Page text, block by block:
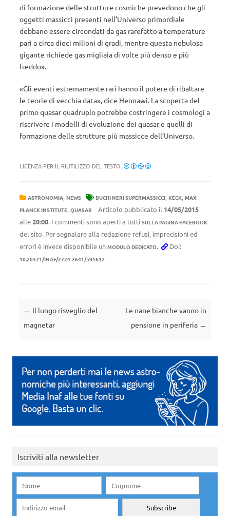
di formazione delle strutture cosmiche prevedono che gli
oggetti massicci presenti nell’Universo primordiale
debbano essere circondati da gas rarefatto a temperature
pari a circa dieci milioni di gradi, mentre questa nebulosa
gigante richiede gas migliaia di volte più denso e più
freddo».
«Gli eventi estremamente rari hanno il potere di ribaltare
le teorie di vecchia data», dice Hennawi. La scoperta del
primo quasar quadruplo potrebbe costringere i cosmologi a
riscrivere i modelli di evoluzione dei quasar e quelli di
formazione delle strutture più massicce dell’Universo.
LICENZA PER IL RIUTILIZZO DEL TESTO:
ASTRONOMIA, NEWS BUCHI NERI SUPERMASSICCI, KECK, MAX
PLANCK INSTITUTE, QUASAR Articolo pubblicato il 14/05/2015
alle20:00. I commenti sono aperti a tutti SULLA PAGINA FACEBOOK
del sito. Per segnalare alla redazione refusi, imprecisioni ed
errori è invece disponibile un MODULO DEDICATO. Doi:
10.20371/INAF/2724-2641/591612
Navigazione articolo
← Il lungo risveglio del
magnetar
Le nane bianche vanno in
pensione in periferia →
Iscriviti alla newsletter